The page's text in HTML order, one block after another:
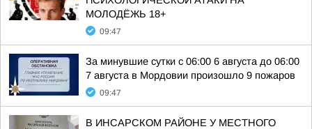
МОЛОДЁЖЬ 18+
09:47
За минувшие сутки с 06:00 6 августа до 06:00
7 августа в Мордовии произошло 9 пожаров
09:47
В ИНСАРСКОМ РАЙОНЕ У МЕСТНОГО